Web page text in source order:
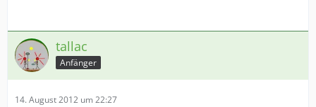
tallac
Anfänger
14. August 2012 um 22:27